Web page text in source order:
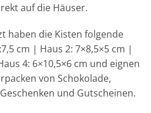
auf die Häuser.
haben die Kisten folgende
cm | Haus 2: 7×8,5×5 cm |
4: 6×10,5×6 cm und eignen
von Schokolade,
und Gutscheinen.